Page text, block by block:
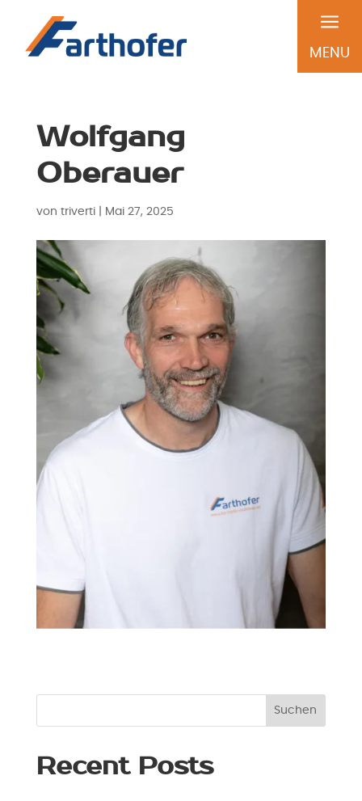
a
MENU
Wolfgang
Oberauer
von triverti| Mai 27, 2025
Suchen
Recent Posts